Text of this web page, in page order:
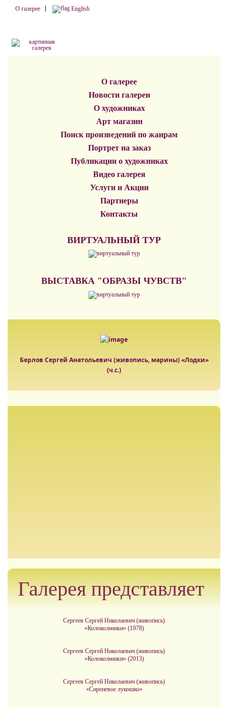
О галерее English
О галерее
Новости галереи
О художниках
Арт магазин
Поиск произведений по жанрам
Портрет на заказ
Публикации о художниках
Видео галерея
Услуги и Акции
Партнеры
Контакты
ВИРТУАЛЬНЫЙ ТУР
ВЫСТАВКА "ОБРАЗЫ ЧУВСТВ"
Берлов Сергей Анатольевич (живопись, марины) «Лодки»
(ч.с.)
Галерея представляет
Сергеев Сергей Николаевич (живопись)
«Колокольчики» (1978)
Сергеев Сергей Николаевич (живопись)
«Колокольчики» (2013)
Сергеев Сергей Николаевич (живопись)
«Сиреневое лукошко»